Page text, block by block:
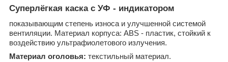
Суперлёгкая каска с УФ - индикатором
показывающим степень износа и улучшенной системой
вентиляции. Материал корпуса: ABS - пластик, стойкий к
воздействию ультрафиолетового излучения.
Материал оголовья: текстильный материал.